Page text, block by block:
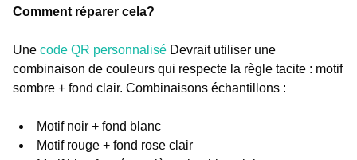
Comment réparer cela?
Une code QR personnalisé Devrait utiliser une
combinaison de couleurs qui respecte la règle tacite : motif
sombre + fond clair. Combinaisons échantillons :
Motif noir + fond blanc
Motif rouge + fond rose clair